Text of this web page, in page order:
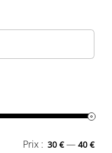
Prix : 30 €—40 €